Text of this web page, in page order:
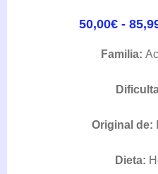
50,00€ -
Familia:
Original de:
Dieta: